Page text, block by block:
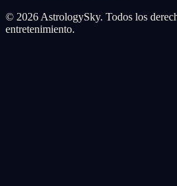
© 2026 AstrologySky. Todos los
entretenimiento.